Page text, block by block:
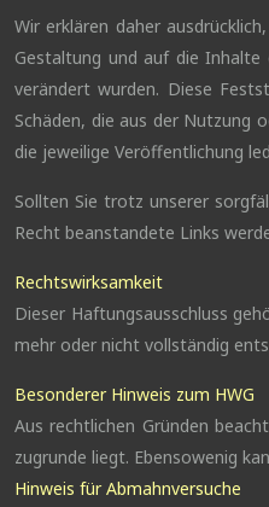
Wir erklären daher
Gestaltung und auf die Inhalte
verändert wurden. Diese
Schäden, die aus der Nutzung
die jeweilige Veröffentlichung
Sollten Sie trotz unserer
Recht beanstandete Links
Rechtswirksamkeit
Dieser Haftungsausschluss
mehr oder nicht vollständig
Besonderer Hinweis zum HWG
Aus rechtlichen Gründen
zugrunde liegt. Ebensowenig
Hinweis für Abmahnversuche